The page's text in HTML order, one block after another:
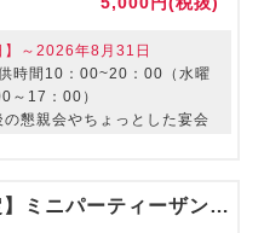
】～2026年8月31日
時間10：00~20：00（水曜
～17：00）
の懇親会やちょっとした宴会
【札幌限定】ミニパーティーザンギセット【ご利用期間：～8/31】